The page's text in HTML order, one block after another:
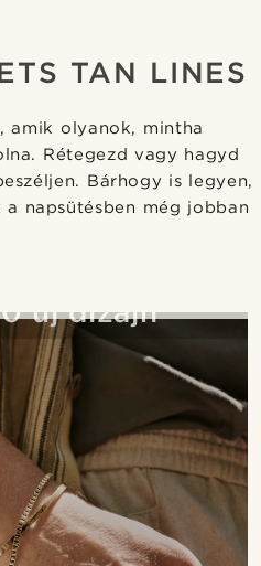
TAN LINES
olyanok, mintha
Rétegezd vagy hagyd
Bárhogy is legyen,
napsütésben még jobban
új dizájn